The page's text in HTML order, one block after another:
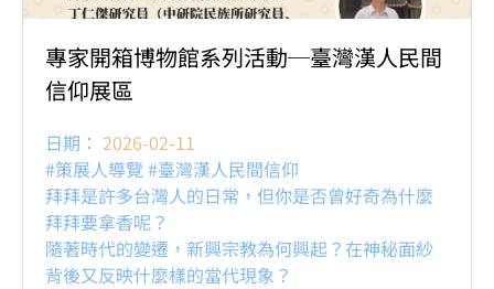
專家開箱博物館系列活動─臺灣漢人民間
信仰展區
日期： 2026-02-11
#策展人導覽 #臺灣漢人民間信仰
拜拜是許多台灣人的日常，但你是否曾好奇為什麼
拜拜要拿香呢？
隨著時代的變遷，新興宗教為何興起？在神秘面紗
背後又反映什麼樣的當代現象？